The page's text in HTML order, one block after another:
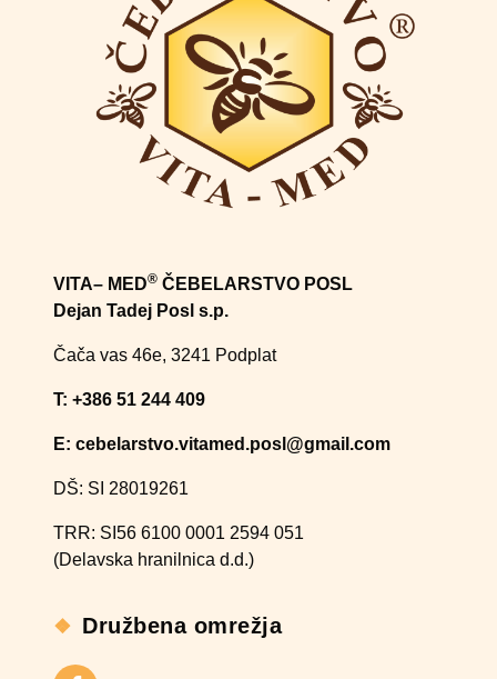
VITA– MED® ČEBELARSTVO POSL
Dejan Tadej Posl s.p.
Čača vas 46e, 3241 Podplat
T: +386 51 244 409​
E: cebelarstvo.vitamed.posl@gmail.com
DŠ: SI 28019261
TRR: SI56 6100 0001 2594 051
(Delavska hranilnica d.d.)
Družbena omrežja